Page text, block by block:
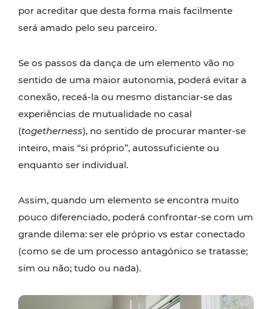
por acreditar que desta forma mais facilmente
será amado pelo seu parceiro.
Se os passos da dança de um elemento vão no
sentido de uma maior autonomia, poderá evitar a
conexão, receá-la ou mesmo distanciar-se das
experiências de mutualidade no casal
(togetherness), no sentido de procurar manter-se
inteiro, mais “si próprio”, autossuficiente ou
enquanto ser individual.
Assim, quando um elemento se encontra muito
pouco diferenciado, poderá confrontar-se com um
grande dilema: ser ele próprio vs estar conectado
(como se de um processo antagónico se tratasse;
sim ou não; tudo ou nada).